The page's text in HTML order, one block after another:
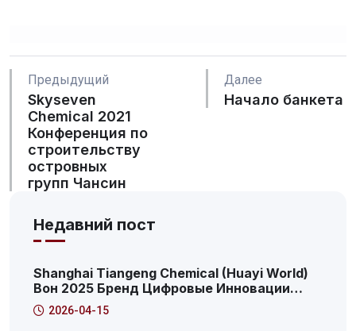
Предыдущий
Skyseven
Chemical 2021
Конференция по
строительству
островных
групп Чансин
Далее
Начало банкета
Недавний пост
Shanghai Tiangeng Chemical (Huayi World)
Вон 2025 Бренд Цифровые Инновации
Трансформация Саммит: 2025 Пудун
Новая Область Продуктивный Интернет-
2026-04-15